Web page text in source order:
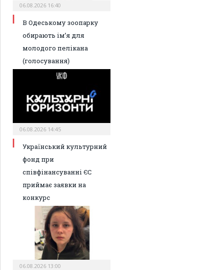
06.08.2026 16:40
В Одеському зоопарку
обирають ім’я для
молодого пелікана
(голосування)
06.08.2026 14:45
Український культурний
фонд при
співфінансуванні ЄС
приймає заявки на
конкурс
06.08.2026 13:00